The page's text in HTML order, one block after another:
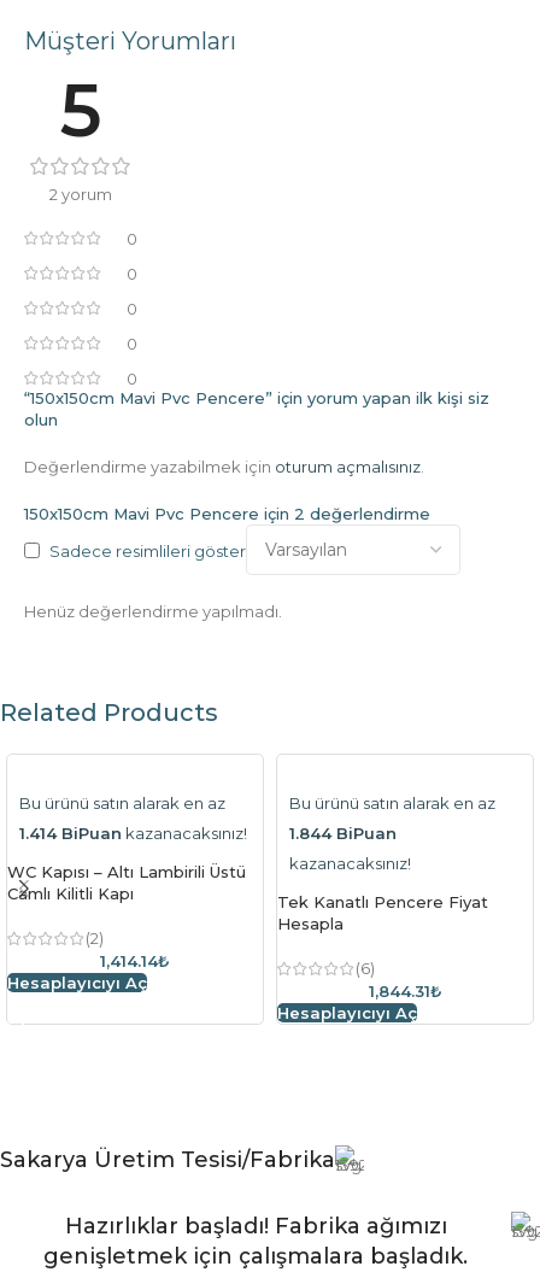
Müşteri Yorumları
5
2 yorum
0
0
0
0
0
150x150cm Mavi Pvc Pencere için 2 değerlendirme
Sadece resimlileri göster
Henüz değerlendirme yapılmadı.
“150x150cm Mavi Pvc Pencere” için yorum yapan ilk kişi siz
olun
Değerlendirme yazabilmek için oturum açmalısınız
Related Products
Bu ürünü satın alarak en az
1.414 BiPuan kazanacaksınız!
WC Kapısı – Altı Lambirili Üstü
Camlı Kilitli Kapı
(2)
1,414.14₺
Hesaplayıcıyı Aç
Bu ürünü satın alarak en az
1.844 BiPuan
kazanacaksınız!
Tek Kanatlı Pencere Fiyat
Hesapla
(6)
1,844.31₺
Hesaplayıcıyı Aç
Sakarya Üretim Tesisi/Fabrika
Hazırlıklar başladı! Fabrika ağımızı
genişletmek için çalışmalara başladık.